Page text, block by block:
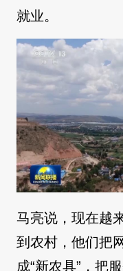
就业。
马亮说，现在越
到农村，他们把
成“新农具”，把